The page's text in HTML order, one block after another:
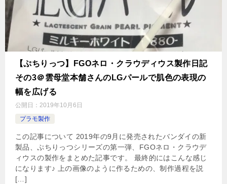
【ぷちりっつ】FGOネロ・クラウディウス製作日記
その3＠雲母堂本舗さんのLGパールで肌色の表現の
幅を広げる
公開日： 2019年10月6日
プラモ製作
この記事について 2019年の9月に発売されたバンダイの新
製品、ぷちりっつシリーズの第一弾、FGOネロ・クラウデ
ィウスの製作をまとめた記事です。 最終的にはこんな感じ
になります♪ 上の画像のように作るための、制作過程を説
[…]